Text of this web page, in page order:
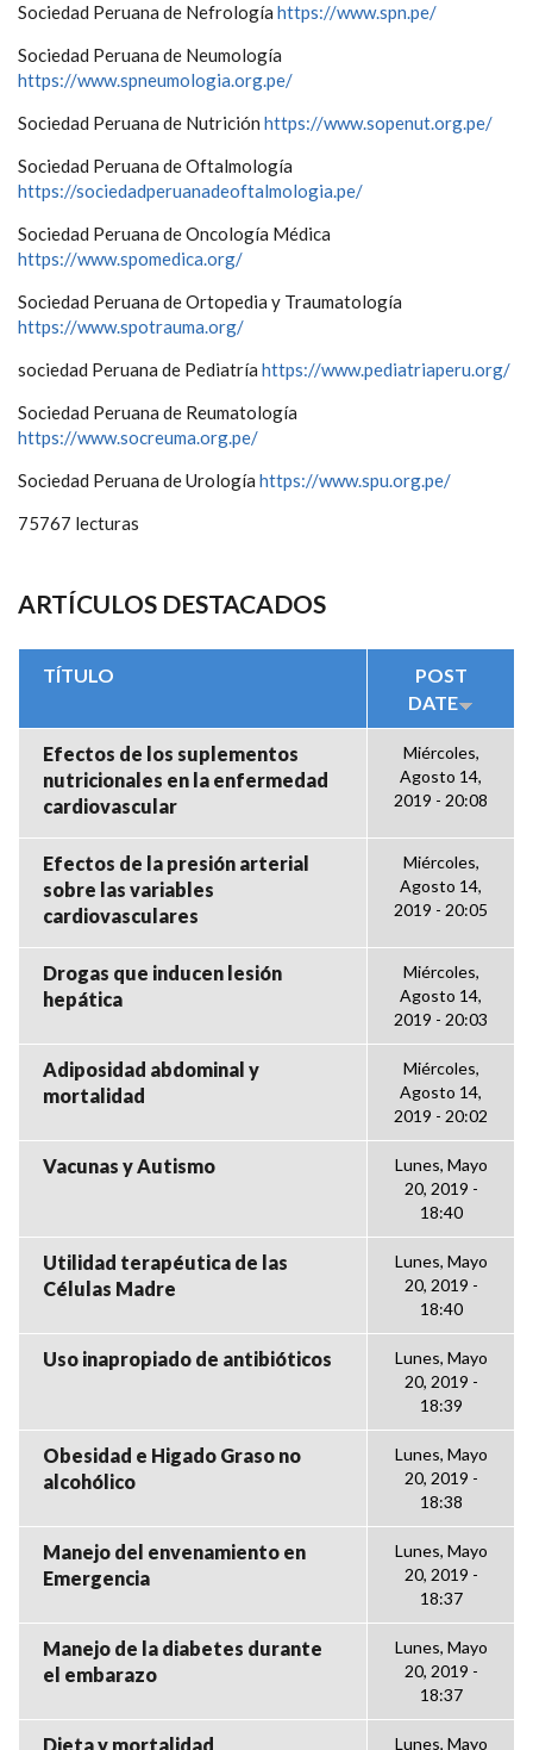
Sociedad Peruana de Nefrología https://www.spn.pe/
Sociedad Peruana de Neumología
https://www.spneumologia.org.pe/
Sociedad Peruana de Nutrición https://www.sopenut.org.pe/
Sociedad Peruana de Oftalmología
https://sociedadperuanadeoftalmologia.pe/
Sociedad Peruana de Oncología Médica
https://www.spomedica.org/
Sociedad Peruana de Ortopedia y Traumatología
https://www.spotrauma.org/
sociedad Peruana de Pediatría https://www.pediatriaperu.org/
Sociedad Peruana de Reumatología
https://www.socreuma.org.pe/
Sociedad Peruana de Urología https://www.spu.org.pe/
75767 lecturas
ARTÍCULOS DESTACADOS
TÍTULO
POST
DATE
Efectos de los suplementos
nutricionales en la enfermedad
cardiovascular
Miércoles,
Agosto 14,
2019 - 20:08
Efectos de la presión arterial
sobre las variables
cardiovasculares
Miércoles,
Agosto 14,
2019 - 20:05
Drogas que inducen lesión
hepática
Miércoles,
Agosto 14,
2019 - 20:03
Adiposidad abdominal y
mortalidad
Miércoles,
Agosto 14,
2019 - 20:02
Vacunas y Autismo
Lunes, Mayo
20, 2019 -
18:40
Utilidad terapéutica de las
Células Madre
Lunes, Mayo
20, 2019 -
18:40
Uso inapropiado de antibióticos
Lunes, Mayo
20, 2019 -
18:39
Obesidad e Higado Graso no
alcohólico
Lunes, Mayo
20, 2019 -
18:38
Manejo del envenamiento en
Emergencia
Lunes, Mayo
20, 2019 -
18:37
Manejo de la diabetes durante
el embarazo
Lunes, Mayo
20, 2019 -
18:37
Dieta y mortalidad Lunes, Mayo